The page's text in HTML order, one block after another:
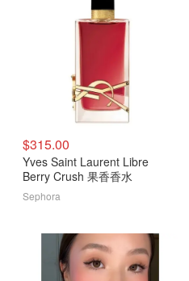
$315.00
Yves Saint Laurent Libre
Berry Crush 果香香水
Sephora